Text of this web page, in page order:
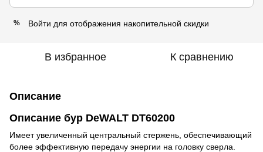
% Войти для отображения накопительной скидки
В избранное К сравнению
Описание
Описание бур DeWALT DT60200
Имеет увеличенный центральный стержень, обеспечивающий
более эффективную передачу энергии на головку сверла.